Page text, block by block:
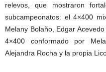
relevos, que mostraron
subcampeonatos: el 4×400
Melany Bolaño, Edgar
4×400 conformado por
Alejandra Rocha y la propia